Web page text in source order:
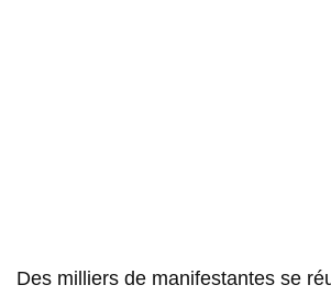
Des milliers de manifestantes se